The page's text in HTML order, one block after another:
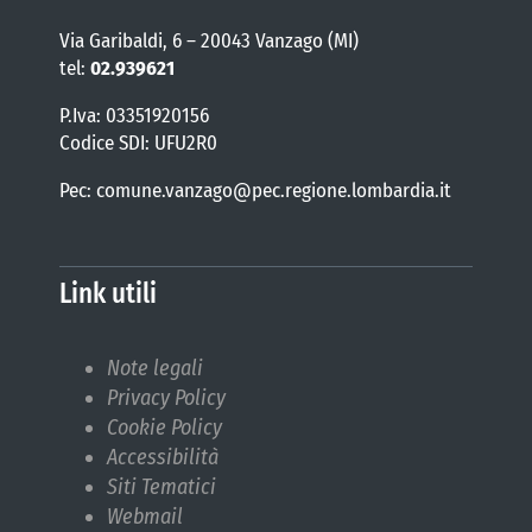
Via Garibaldi, 6 – 20043 Vanzago (MI)
tel: 02.939621
P.Iva: 03351920156
Codice SDI: UFU2R0
Pec: comune.vanzago@pec.regione.lombardia.it
Link utili
Note legali
Privacy Policy
Cookie Policy
Accessibilità
Siti Tematici
Webmail